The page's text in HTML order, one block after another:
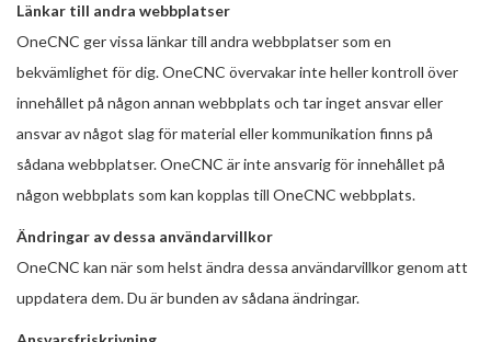
Länkar till andra webbplatser
OneCNC ger vissa länkar till andra webbplatser som en
bekvämlighet för dig. OneCNC övervakar inte heller kontroll över
innehållet på någon annan webbplats och tar inget ansvar eller
ansvar av något slag för material eller kommunikation finns på
sådana webbplatser. OneCNC är inte ansvarig för innehållet på
någon webbplats som kan kopplas till OneCNC webbplats.
Ändringar av dessa användarvillkor
OneCNC kan när som helst ändra dessa användarvillkor genom att
uppdatera dem. Du är bunden av sådana ändringar.